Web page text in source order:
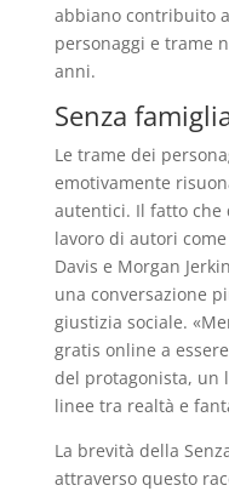
abbiano contribuito
personaggi e trame
anni.
Senza
Le trame dei
emotivamente
autentici. Il fatto che
lavoro di autori
Davis e Morgan
una conversazione
giustizia sociale.
gratis online a
del protagonista, un
linee tra realtà e
La brevità della
attraverso questo